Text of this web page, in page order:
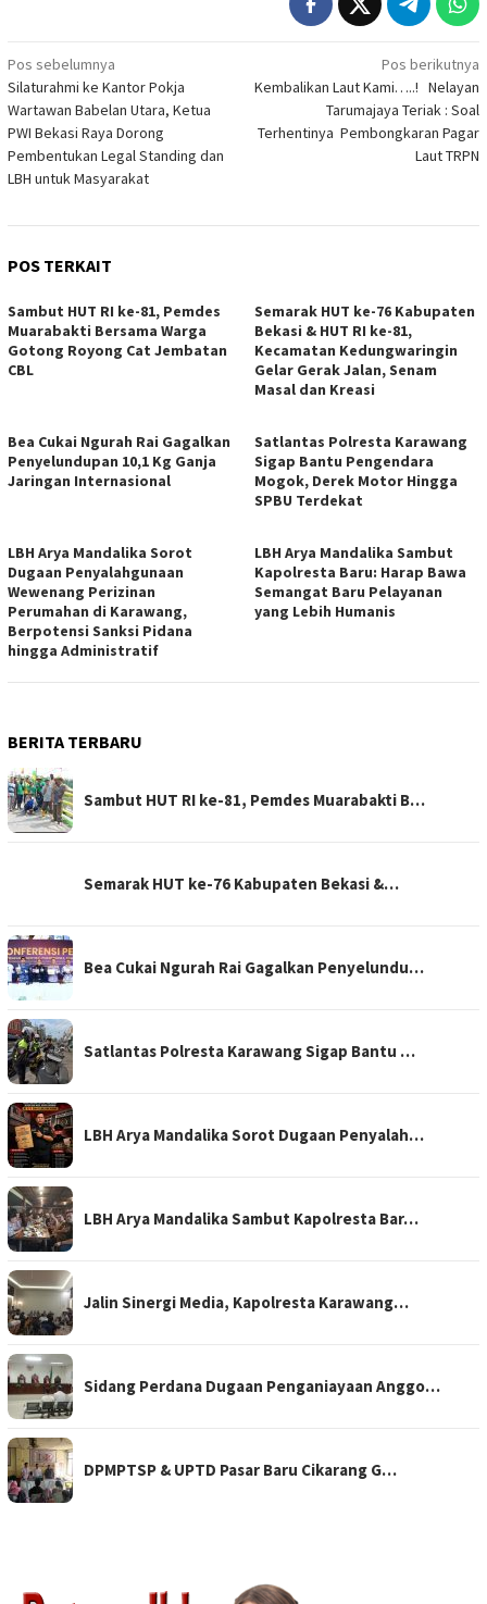
Navigasi
pos
Pos sebelumnya
Silaturahmi ke Kantor Pokja
Wartawan Babelan Utara, Ketua
PWI Bekasi Raya Dorong
Pembentukan Legal Standing dan
LBH untuk Masyarakat
Pos berikutnya
Kembalikan Laut Kami…..! Nelayan
Tarumajaya Teriak : Soal
Terhentinya Pembongkaran Pagar
Laut TRPN
POS TERKAIT
Sambut HUT RI ke-81, Pemdes
Muarabakti Bersama Warga
Gotong Royong Cat Jembatan
CBL
Semarak HUT ke-76 Kabupaten
Bekasi & HUT RI ke-81,
Kecamatan Kedungwaringin
Gelar Gerak Jalan, Senam
Masal dan Kreasi
Bea Cukai Ngurah Rai Gagalkan
Penyelundupan 10,1 Kg Ganja
Jaringan Internasional
Satlantas Polresta Karawang
Sigap Bantu Pengendara
Mogok, Derek Motor Hingga
SPBU Terdekat
LBH Arya Mandalika Sorot
Dugaan Penyalahgunaan
Wewenang Perizinan
Perumahan di Karawang,
Berpotensi Sanksi Pidana
hingga Administratif
LBH Arya Mandalika Sambut
Kapolresta Baru: Harap Bawa
Semangat Baru Pelayanan
yang Lebih Humanis
BERITA TERBARU
Sambut HUT RI ke-81, Pemdes Muarabakti B…
Semarak HUT ke-76 Kabupaten Bekasi &…
Bea Cukai Ngurah Rai Gagalkan Penyelundu…
Satlantas Polresta Karawang Sigap Bantu …
LBH Arya Mandalika Sorot Dugaan Penyalah…
LBH Arya Mandalika Sambut Kapolresta Bar…
Jalin Sinergi Media, Kapolresta Karawang…
Sidang Perdana Dugaan Penganiayaan Anggo…
DPMPTSP & UPTD Pasar Baru Cikarang G…